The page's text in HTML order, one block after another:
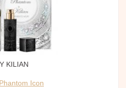
KILIAN
Icon